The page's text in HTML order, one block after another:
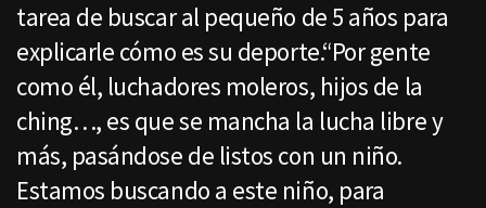
tarea de buscar al pequeño de 5 años para
explicarle cómo es su deporte.“Por gente
como él, luchadores moleros, hijos de la
ching…, es que se mancha la lucha libre y
más, pasándose de listos con un niño.
Estamos buscando a este niño, para